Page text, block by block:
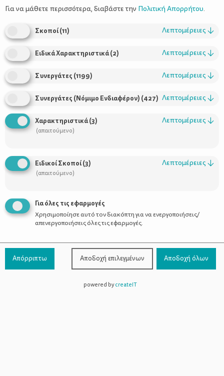
Χρήσιμοι Σύνδεσμοι
Προϊόντα
Επικοινωνία
800-1199-800(από σταθερό,
χωρίς χρέωση)
Για να μάθετε περισσότερα, διαβάστε την Πολιτική Απορρήτου.
Σκοποί(11) Λεπτομέρειες ↓
Ειδικά Χαρακτηριστικά(2) Λεπτομέρειες ↓
Συνεργάτες (1199) Λεπτομέρειες ↓
Συνεργάτες (Νόμιμο Ενδιαφέρον) (427) Λεπτομέρειες ↓
Χαρακτηριστικά(3)
(απαιτούμενο)
Λεπτομέρειες ↓
Ειδικοί Σκοποί(3)
(απαιτούμενο)
Λεπτομέρειες ↓
Για όλες τις εφαρμογές
Χρησιμοποίησε αυτό τον διακόπτη για να ενεργοποιήσεις/
απενεργοποιήσεις όλες τις εφαρμογές.
Απόρριπτω Αποδοχή επιλεγμένων Αποδοχή όλων
powered bycreateIT